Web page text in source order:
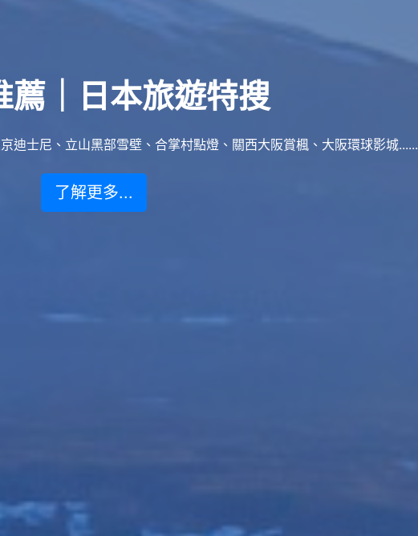
薦｜日本旅遊特搜
迪士尼、立山黑部雪壁、合掌村點燈、關西大阪賞楓、大阪環球影城......
了解更多...